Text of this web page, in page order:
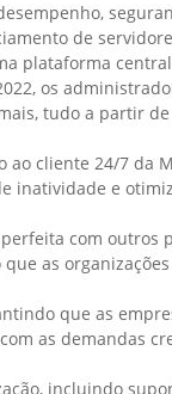
de
plataforma
os
tudo a partir
cliente 24/7 da
inatividade e
com outros
as
que as
as demandas
incluindo